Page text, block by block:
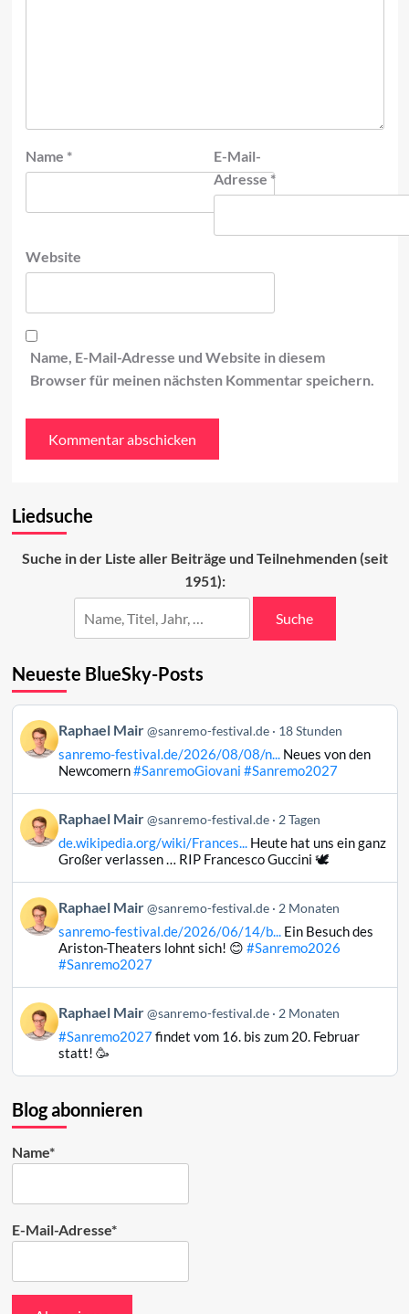
Name *
E-Mail-
Adresse*
Website
Name, E-Mail-Adresse und Website in diesem
Browser für meinen nächsten Kommentar speichern.
Liedsuche
Suche in der Liste aller Beiträge und Teilnehmenden (seit
1951):
Suche
Neueste BlueSky-Posts
Beitrag
von
Raphael
Bluesky
ansehen
Raphael Mair @sanremo-festival.de 18 Stunden
sanremo-festival.de/2026/08/08/n...Neues von den
Newcomern#SanremoGiovani #Sanremo2027
Beitrag
von
Raphael
Bluesky
ansehen
Raphael Mair @sanremo-festival.de 2 Tagen
de.wikipedia.org/wiki/Frances...Heute hat uns ein ganz
Großer verlassen … RIP Francesco Guccini 🕊️
Beitrag
von
Raphael
ansehen
Raphael Mair @sanremo-festival.de 2 Monaten
sanremo-festival.de/2026/06/14/b...Ein Besuch des
Ariston-Theaters lohnt sich! 😊 #Sanremo2026
#Sanremo2027
Beitrag
von
Raphael
Bluesky
ansehen
Raphael Mair @sanremo-festival.de 2 Monaten
#Sanremo2027findet vom 16. bis zum 20. Februar
statt! 🥳
Blog abonnieren
Name*
E-Mail-Adresse*